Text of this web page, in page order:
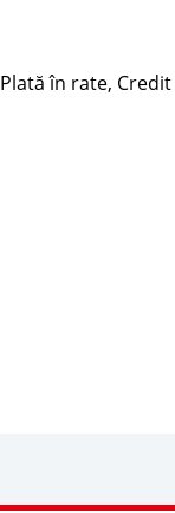
în rate, Credit